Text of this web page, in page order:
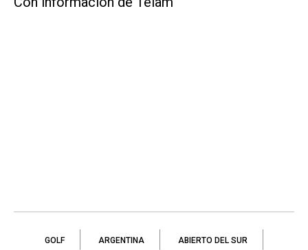
GOLF ARGENTINA ABIERTO DEL SUR